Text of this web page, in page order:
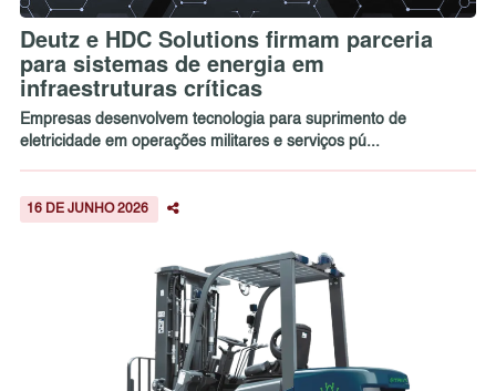
Deutz e HDC Solutions firmam parceria
para sistemas de energia em
infraestruturas críticas
Empresas desenvolvem tecnologia para suprimento de
eletricidade em operações militares e serviços pú...
16 DE JUNHO 2026